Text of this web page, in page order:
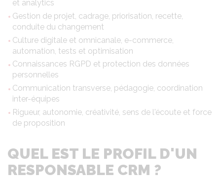
et analytics
Gestion de projet, cadrage, priorisation, recette,
conduite du changement
Culture digitale et omnicanale, e-commerce,
automation, tests et optimisation
Connaissances RGPD et protection des données
personnelles
Communication transverse, pédagogie, coordination
inter-équipes
Rigueur, autonomie, créativité, sens de l'écoute et force
de proposition
QUEL EST LE PROFIL D'UN
RESPONSABLE CRM ?